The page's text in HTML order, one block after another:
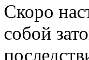
Скоро
собой